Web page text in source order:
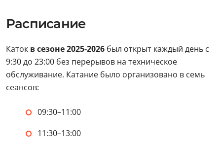
Расписание
Каток в сезоне 2025-2026 был открыт каждый день с
9:30 до 23:00 без перерывов на техническое
обслуживание. Катание было организовано в семь
сеансов:
09:30–11:00
11:30–13:00